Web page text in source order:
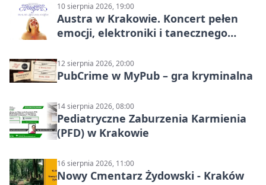
10 sierpnia 2026, 19:00
Austra w Krakowie. Koncert pełen
emocji, elektroniki i tanecznego
12 sierpnia 2026, 20:00
PubCrime w MyPub – gra kryminalna
14 sierpnia 2026, 08:00
Pediatryczne Zaburzenia Karmienia
(PFD) w Krakowie
16 sierpnia 2026, 11:00
Nowy Cmentarz Żydowski - Kraków